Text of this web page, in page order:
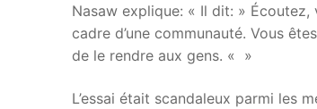
Nasaw explique: « Il dit: »
cadre d’une communauté. Vous
de le rendre aux gens. « »
L’essai était scandaleux parmi les